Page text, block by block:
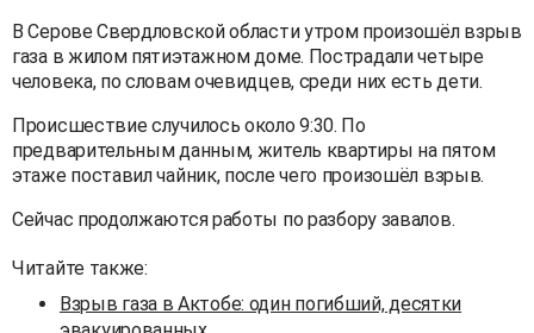
В Серове Свердловской области утром произошёл взрыв
газа в жилом пятиэтажном доме. Пострадали четыре
человека, по словам очевидцев, среди них есть дети.
Происшествие случилось около 9:30. По
предварительным данным, житель квартиры на пятом
этаже поставил чайник, после чего произошёл взрыв.
Сейчас продолжаются работы по разбору завалов.
Читайте также:
Взрыв газа в Актобе: один погибший, десятки